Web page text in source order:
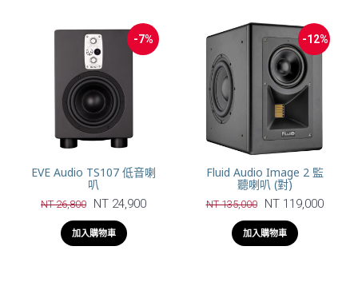
-7%
EVE Audio TS107 低音喇
叭
NT 26,800 NT 24,900
加入購物車
-12%
Fluid Audio Image 2 監
聽喇叭 (對)
NT 135,000 NT 119,000
加入購物車